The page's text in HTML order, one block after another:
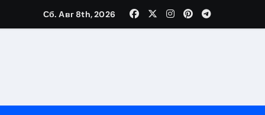
Сб. Авг 8th, 2026